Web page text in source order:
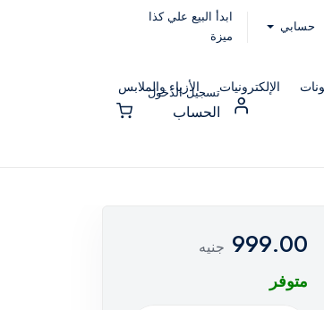
حسابي
ابدأ البيع علي كذا
ميزة
الإلكترونيات الأزياء والملابس
تسجيل الدخول
الحساب
999.00 جنيه
متوفر